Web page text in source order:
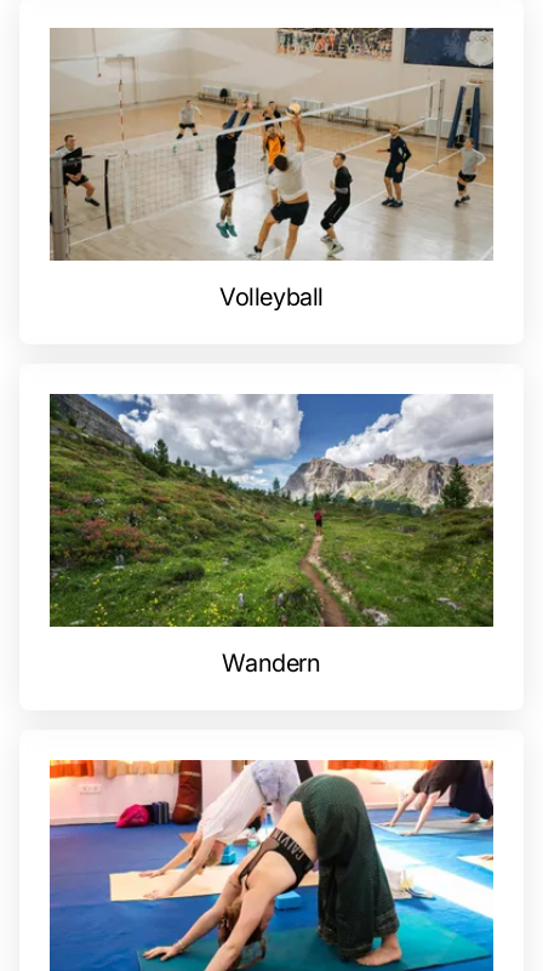
Volleyball
Wandern